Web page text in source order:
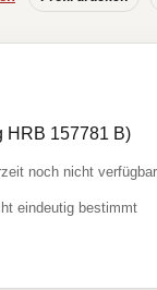
HRB 157781 B)
noch nicht
eindeutig bestimmt